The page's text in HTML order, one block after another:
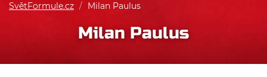
SvětFormule.cz / Milan Paulus
Milan Paulus